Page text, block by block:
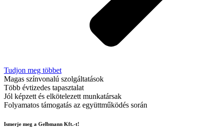
Tudjon meg többet
Magas színvonalú szolgáltatások
Több évtizedes tapasztalat
Jól képzett és elkötelezett munkatársak
Folyamatos támogatás az együttműködés során
Ismerje meg a Gelbmann Kft.-t!